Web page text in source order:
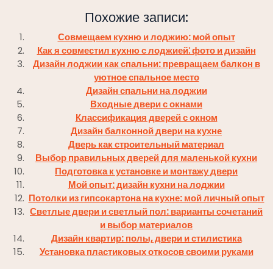
Похожие записи:
Совмещаем кухню и лоджию: мой опыт
Как я совместил кухню с лоджией⁚ фото и дизайн
Дизайн лоджии как спальни: превращаем балкон в
уютное спальное место
Дизайн спальни на лоджии
Входные двери с окнами
Классификация дверей с окном
Дизайн балконной двери на кухне
Дверь как строительный материал
Выбор правильных дверей для маленькой кухни
Подготовка к установке и монтажу двери
Мой опыт: дизайн кухни на лоджии
Потолки из гипсокартона на кухне: мой личный опыт
Светлые двери и светлый пол: варианты сочетаний
и выбор материалов
Дизайн квартир: полы, двери и стилистика
Установка пластиковых откосов своими руками